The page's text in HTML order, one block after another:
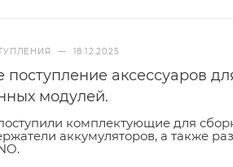
— 18.12.2025
поступление аксессуаров
модулей.
комплектующие для
аккумуляторов, а также